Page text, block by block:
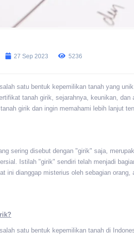
27 Sep 2023 5236
satu bentuk kepemilikan tanah yang
tanah girik, sejarahnya, keunikan,
girik dan ingin memahami lebih lanjut
sering disebut dengan "girik" saja,
Istilah "girik" sendiri telah menjadi
ini dianggap misterius oleh sebagian
satu bentuk kepemilikan tanah di